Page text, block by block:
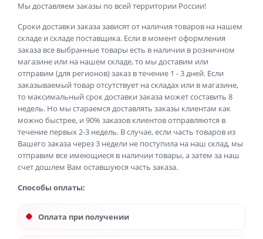
Мы доставляем заказы по всей территории России!
Сроки доставки заказа зависят от наличия товаров на нашем
складе и складе поставщика. Если в момент оформления
заказа все выбранные товары есть в наличии в розничном
магазине или на нашем складе, то мы доставим или
отправим (для регионов) заказ в течение 1 - 3 дней. Если
заказываемый товар отсутствует на складах или в магазине,
то максимальный срок доставки заказа может составить 8
недель. Но мы стараемся доставлять заказы клиентам как
можно быстрее, и 90% заказов клиентов отправляются в
течение первых 2-3 недель. В случае, если часть товаров из
Вашего заказа через 3 недели не поступила на наш склад, мы
отправим все имеющиеся в наличии товары, а затем за наш
счет дошлем Вам оставшуюся часть заказа.
Способы оплаты:
Оплата при получении